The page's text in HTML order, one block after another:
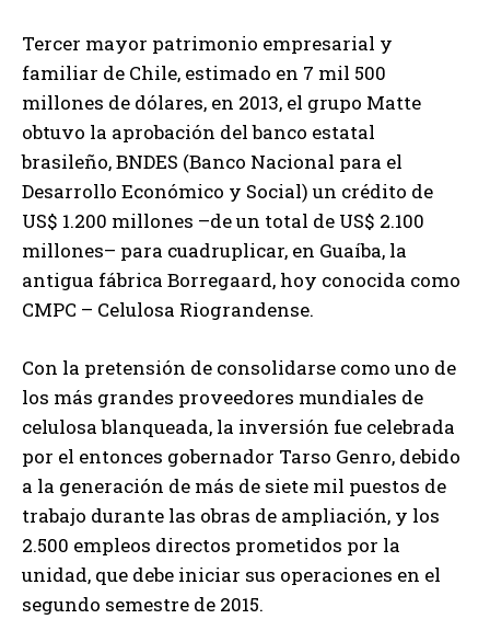
Tercer mayor patrimonio empresarial y
familiar de Chile, estimado en 7 mil 500
millones de dólares, en 2013, el grupo Matte
obtuvo la aprobación del banco estatal
brasileño, BNDES (Banco Nacional para el
Desarrollo Económico y Social) un crédito de
US$ 1.200 millones –de un total de US$ 2.100
millones– para cuadruplicar, en Guaíba, la
antigua fábrica Borregaard, hoy conocida como
CMPC – Celulosa Riograndense.
Con la pretensión de consolidarse como uno de
los más grandes proveedores mundiales de
celulosa blanqueada, la inversión fue celebrada
por el entonces gobernador Tarso Genro, debido
a la generación de más de siete mil puestos de
trabajo durante las obras de ampliación, y los
2.500 empleos directos prometidos por la
unidad, que debe iniciar sus operaciones en el
segundo semestre de 2015.